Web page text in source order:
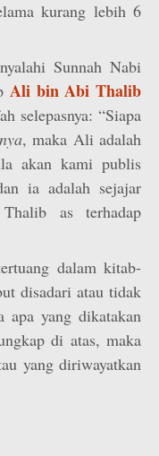
kurang lebih 6
Sunnah Nabi
Ali bin Abi Thalib
selepasnya: “Siapa
, maka Ali adalah
akan kami publis
ia adalah sejajar
as terhadap
dalam kitab-
disadari atau tidak
apa yang dikatakan
di atas, maka
yang diriwayatkan